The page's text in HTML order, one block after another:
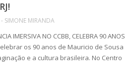
SIMONE MIRANDA
IMERSIVA NO CCBB, CELEBRA 90 ANOS
os 90 anos de Mauricio de Sousa
e a cultura brasileira. No Centro